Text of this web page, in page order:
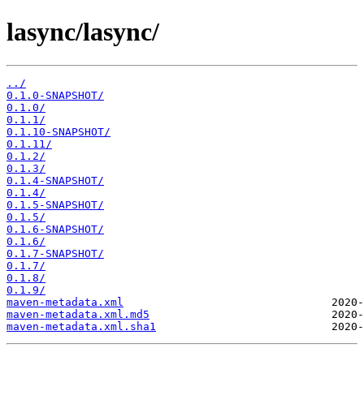
lasync/lasync/
../
0.1.0-SNAPSHOT/
0.1.0/
0.1.1/
0.1.10-SNAPSHOT/
0.1.11/
0.1.2/
0.1.3/
0.1.4-SNAPSHOT/
0.1.4/
0.1.5-SNAPSHOT/
0.1.5/
0.1.6-SNAPSHOT/
0.1.6/
0.1.7-SNAPSHOT/
0.1.7/
0.1.8/
0.1.9/
maven-metadata.xml
maven-metadata.xml.md5
maven-metadata.xml.sha1